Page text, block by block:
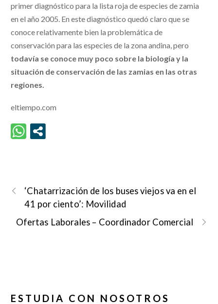
primer diagnóstico para la lista roja de especies de zamia
en el año 2005. En este diagnóstico quedó claro que se
conoce relativamente bien la problemática de
conservación para las especies de la zona andina, pero
todavía se conoce muy poco sobre la biología y la
situación de conservación de las zamias en las otras
regiones.
eltiempo.com
‘Chatarrización de los buses viejos va en el
41 por ciento’: Movilidad
Ofertas Laborales – Coordinador Comercial
ESTUDIA CON NOSOTROS